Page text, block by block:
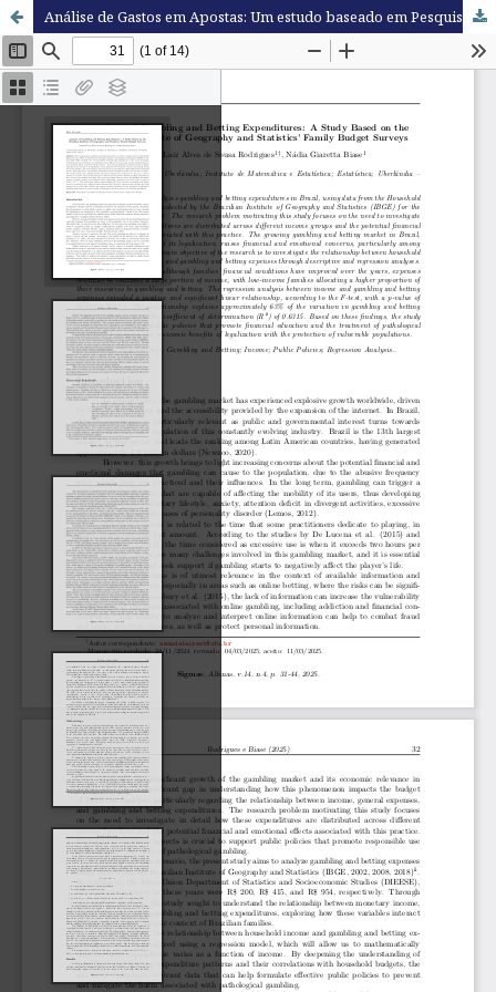
Análise de Gastos em Apostas: Um estudo baseado em Pesquisas de Orçamentos Familiares do Instituto Brasileiro de Geografia e Estatística